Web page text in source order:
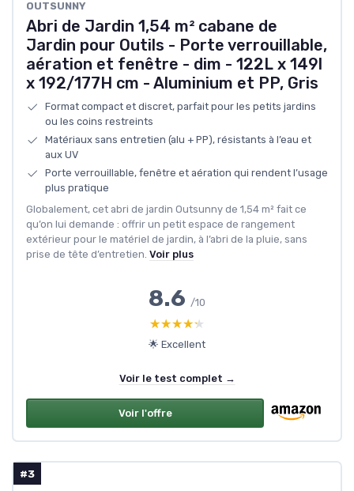
OUTSUNNY
Abri de Jardin 1,54 m² cabane de
Jardin pour Outils - Porte verrouillable,
aération et fenêtre - dim - 122L x 149l
x 192/177H cm - Aluminium et PP, Gris
Format compact et discret, parfait pour les petits jardins
ou les coins restreints
Matériaux sans entretien (alu + PP), résistants à l’eau et
aux UV
Porte verrouillable, fenêtre et aération qui rendent l’usage
plus pratique
Globalement, cet abri de jardin Outsunny de 1,54 m² fait ce
qu’on lui demande : offrir un petit espace de rangement
extérieur pour le matériel de jardin, à l’abri de la pluie, sans
prise de tête d’entretien. Voir plus
8.6 /10
★★★★★
★★★★★
🌟 Excellent
Voir le test complet →
Voir l'offre
#3